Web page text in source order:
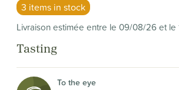
3 items in stock
Livraison estimée entre le 09/08/26 et
Tasting
To the eye